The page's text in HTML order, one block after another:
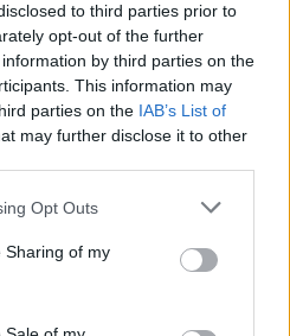
to third parties prior to
opt-out of the further
by third parties on the
This information may
parties on the IAB’s List of
may further disclose it to other
app uses one or more Google
behaviour. You may click to
and its third-party tags to
purposes in below Google
Opt Outs
Sharing of my
Sadarbības projekts